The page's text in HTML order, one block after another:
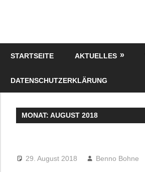
STARTSEITE AKTUELLES
DATENSCHUTZERKLÄRUNG
MONAT:AUGUST 2018
29. August 2018 Benno Bohne